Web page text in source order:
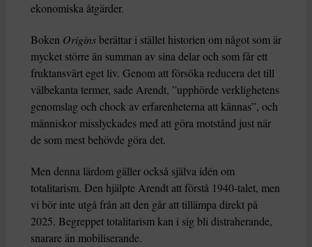
ekonomiska åtgärder.
Boken Originsberättar i stället historien om något som är
mycket större än summan av sina delar och som får ett
fruktansvärt eget liv. Genom att försöka reducera det till
välbekanta termer, sade Arendt, ”upphörde verklighetens
genomslag och chock av erfarenheterna att kännas”, och
människor misslyckades med att göra motstånd just när
de som mest behövde göra det.
Men denna lärdom gäller också själva idén om
totalitarism. Den hjälpte Arendt att förstå 1940-talet, men
vi bör inte utgå från att den går att tillämpa direkt på
2025. Begreppet totalitarism kan i sig bli distraherande,
snarare än mobiliserande.